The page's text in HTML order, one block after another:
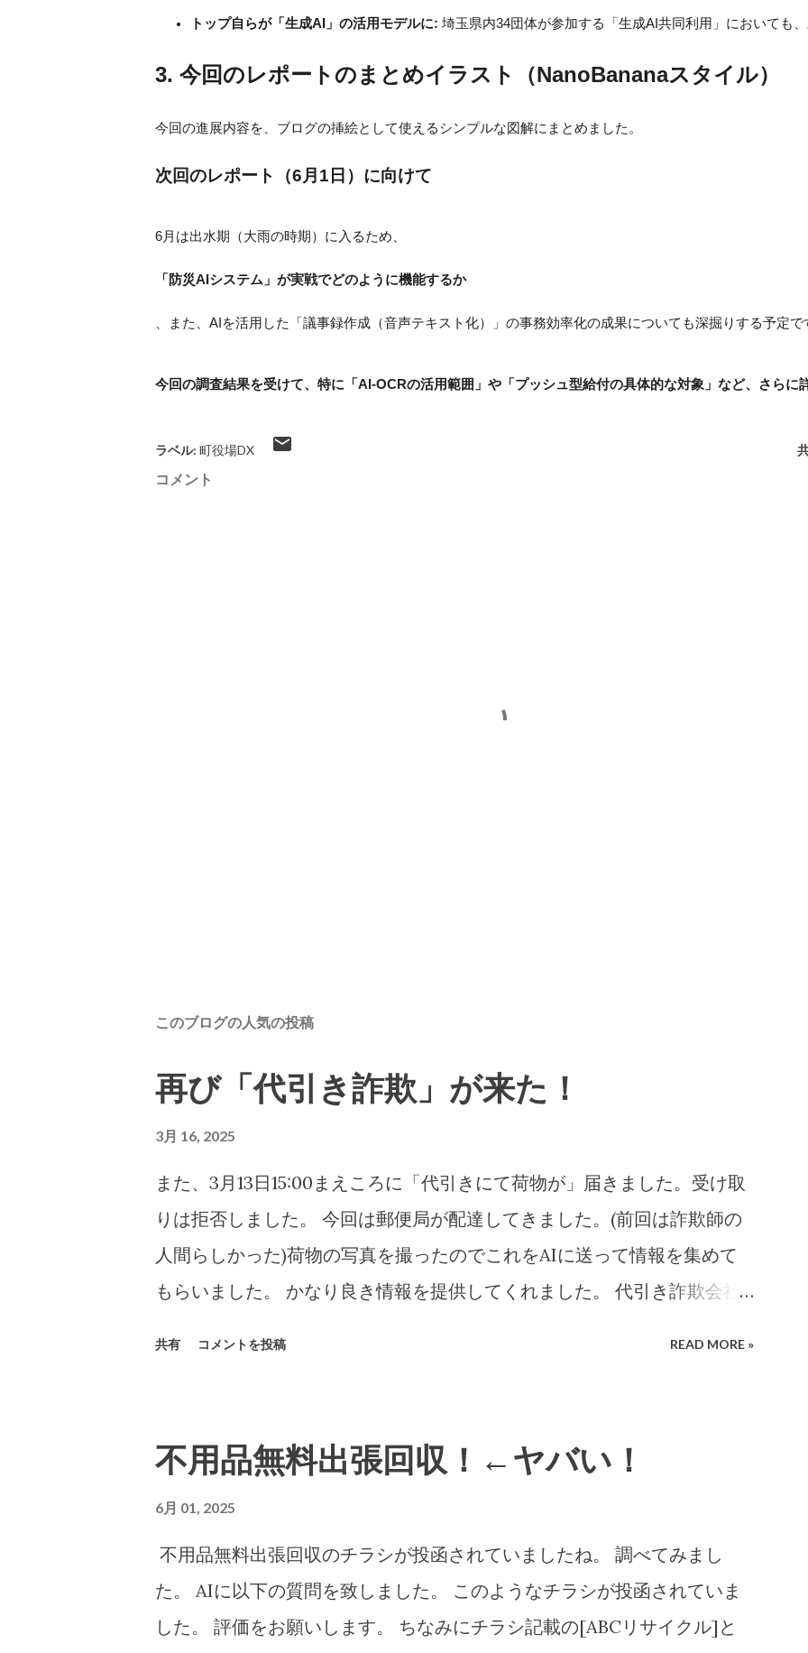
トップ自らが「生成AI」の活用モデルに: 埼玉県内34団体が参加する「生成AI共同利用」においても
3. 今回のレポートのまとめイラスト（NanoBananaスタイル）
今回の進展内容を、ブログの挿絵として使えるシンプルな図解にまとめました。
次回のレポート（6月1日）に向けて
6月は出水期（大雨の時期）に入るため、
「防災AIシステム」が実戦でどのように機能するか
、また、AIを活用した「議事録作成（音声テキスト化）」の事務効率化の成果についても深掘りする予定で
今回の調査結果を受けて、特に「AI-OCRの活用範囲」や「プッシュ型給付の具体的な対象」など、さらに
ラベル: 町役場DX
コメント
このブログの人気の投稿
再び「代引き詐欺」が来た！
3月 16, 2025
また、3月13日15:00まえころに「代引きにて荷物が」届きました。受け取
りは拒否しました。 今回は郵便局が配達してきました。(前回は詐欺師の
人間らしかった)荷物の写真を撮ったのでこれをAIに送って情報を集めて
もらいました。 かなり良き情報を提供してくれました。 代引き詐欺会社
とヤマトなど宅配会社にとっては上得意のお客さまであるのかもしれな
い???...(受取拒絶で返品になる確率はかなり高いのでその返送時の運賃も
売上となります。) 以下は、AIの分析です。長文です。 詐欺にかかる心理
についてもAIに分析・解説をしてもらいました。 CBB 株式会社、および
「charmmsho」という販売店に関する詐欺やトラブル報告の有無を確認
共有 コメントを投稿 READ MORE »
不用品無料出張回収！←ヤバい！
6月 01, 2025
不用品無料出張回収のチラシが投函されていましたね。 調べてみまし
た。 AIに以下の質問を致しました。 このようなチラシが投函されていま
した。 評価をお願いします。 ちなみにチラシ記載の[ABCリサイクル]と